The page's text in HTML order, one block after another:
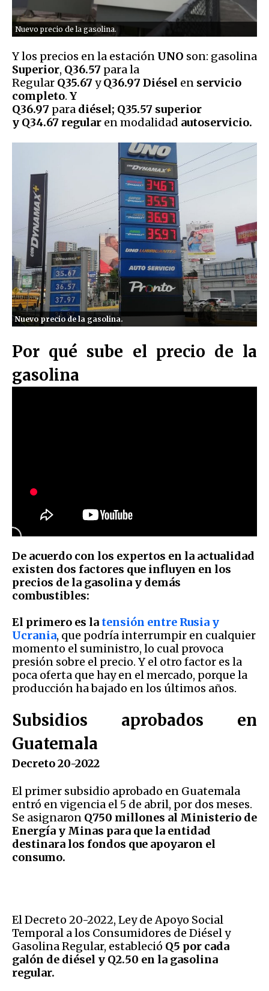
Nuevo precio de la gasolina.
Y los precios en la estación UNO son: gasolina
Superior, Q36.57 para la
Regular Q35.67yQ36.97 Diésel en servicio
completo. Y
Q36.97 para diésel; Q35.57 superior
y Q34.67 regular en modalidad autoservicio.
Nuevo precio de la gasolina.
Por qué sube el precio de la
gasolina
De acuerdo con los expertos en la actualidad
existen dos factores que influyen en los
precios de la gasolina y demás
combustibles:
El primero es la tensión entre Rusia y
Ucrania, que podría interrumpir en cualquier
momento el suministro, lo cual provoca
presión sobre el precio. Y el otro factor es la
poca oferta que hay en el mercado, porque la
producción ha bajado en los últimos años.
Subsidios aprobados en
Guatemala
Decreto 20-2022
El primer subsidio aprobado en Guatemala
entró en vigencia el 5 de abril, por dos meses.
Se asignaron Q750 millones al Ministerio de
Energía y Minas para que la entidad
destinara los fondos que apoyaron el
consumo.
El Decreto 20-2022, Ley de Apoyo Social
Temporal a los Consumidores de Diésel y
Gasolina Regular, estableció Q5 por cada
galón de diésel y Q2.50 en la gasolina
regular.